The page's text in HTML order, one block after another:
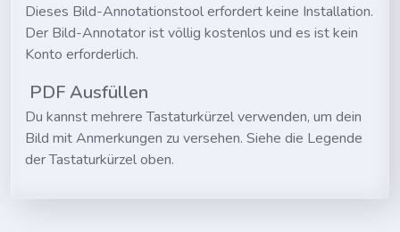
Dieses Bild-Annotationstool erfordert keine Installation.
Der Bild-Annotator ist völlig kostenlos und es ist kein
Konto erforderlich.
PDF Ausfüllen
Du kannst mehrere Tastaturkürzel verwenden, um dein
Bild mit Anmerkungen zu versehen. Siehe die Legende
der Tastaturkürzel oben.